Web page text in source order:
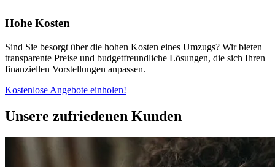
Hohe Kosten
Sind Sie besorgt über die hohen Kosten eines Umzugs? Wir bieten
transparente Preise und budgetfreundliche Lösungen, die sich Ihren
finanziellen Vorstellungen anpassen.
Kostenlose Angebote einholen!
Unsere zufriedenen Kunden